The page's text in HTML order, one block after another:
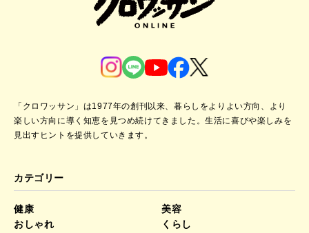
「クロワッサン」は1977年の創刊以来、暮らしをよりよい方向、より
楽しい方向に導く知恵を見つめ続けてきました。生活に喜びや楽しみを
見出すヒントを提供していきます。
カテゴリー
健康
美容
おしゃれ
くらし